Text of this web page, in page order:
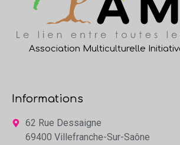
Association Multiculturelle
Informations
62 Rue Dessaigne
69400 Villefranche-Sur-Saône